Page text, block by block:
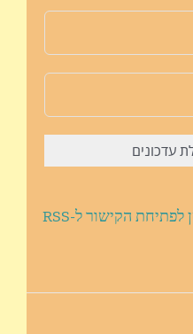
לחצו על הסמל הכתום הקטן לפתיחת הקישור ל-RSS